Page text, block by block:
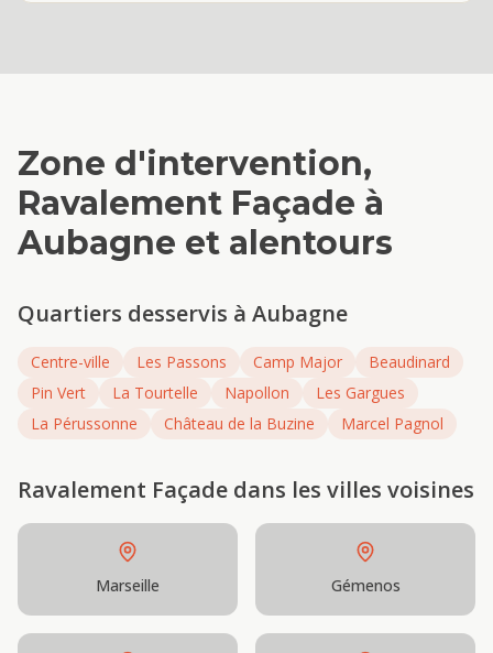
Zone d'intervention,
Ravalement Façade à
Aubagne et alentours
Quartiers desservis à Aubagne
Centre-ville Les Passons Camp Major
Beaudinard
Pin Vert
La Tourtelle Napollon
Les Gargues
La Pérussonne
Château de la Buzine Marcel Pagnol
Ravalement Façade dans les villes voisines
Marseille Gémenos